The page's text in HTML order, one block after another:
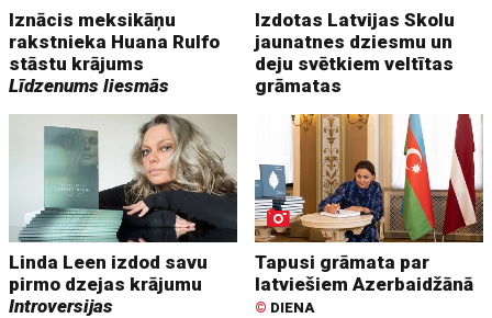
Iznācis meksikāņu
rakstnieka Huana Rulfo
stāstu krājums
Līdzenums liesmās
Izdotas Latvijas Skolu
jaunatnes dziesmu un
deju svētkiem veltītas
grāmatas
Linda Leen izdod savu
pirmo dzejas krājumu
Introversijas
Tapusi grāmata par
latviešiem Azerbaidžānā
© DIENA